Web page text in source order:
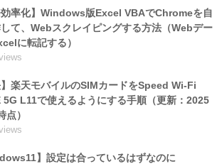
効率化】Windows版Excel VBAでChromeを自
て、Webスクレイピングする方法（Webデー
に転記する）
】楽天モバイルのSIMカードをSpeed Wi-Fi
5G L11で使えるようにする手順（更新：2025
点）
】設定は合っているはずなのに